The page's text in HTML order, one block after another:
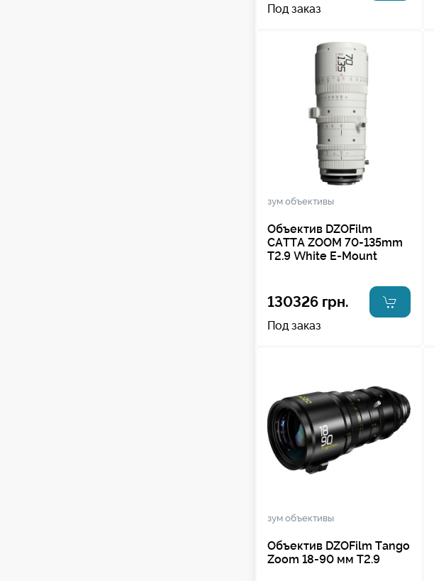
Под заказ
зум объективы
Объектив DZOFilm
CATTA ZOOM 70-135mm
T2.9 White E-Mount
130326 грн.
Под заказ
зум объективы
Объектив DZOFilm Tango
Zoom 18-90 мм Т2.9